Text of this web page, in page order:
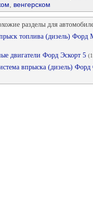
венгерском
разделы для
топлива (дизель) Форд
двигатели Форд Эскорт 5
впрыска (дизель)